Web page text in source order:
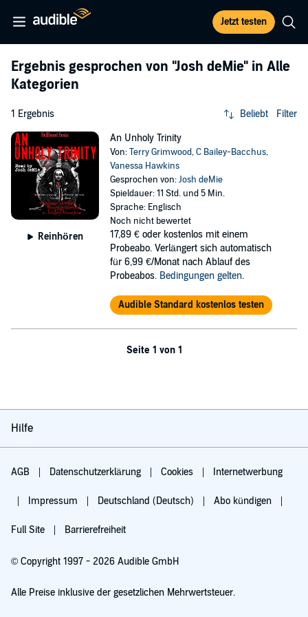
Jetzt testen
Ergebnis gesprochen von "Josh deMie" in Alle
Kategorien
1 Ergebnis Beliebt Filter
Reinhören
An Unholy Trinity
Von:Terry Grimwood,C Bailey-Bacchus,
Vanessa Hawkins
Gesprochen von:Josh deMie
Spieldauer: 11 Std. und 5 Min.
Sprache: Englisch
Noch nicht bewertet
17,89 € oder kostenlos mit einem
Probeabo. Verlängert sich automatisch
für 6,99 €/Monat nach Ablauf des
Probeabos. Bedingungen gelten.
Audible Standard kostenlos testen
Seite 1 von 1
Hilfe
AGB Datenschutzerklärung Cookies Internetwerbung
Impressum Deutschland (Deutsch) Abo kündigen
Full Site Barrierefreiheit
© Copyright 1997 - 2026 Audible GmbH
Alle Preise inklusive der gesetzlichen Mehrwertsteuer.